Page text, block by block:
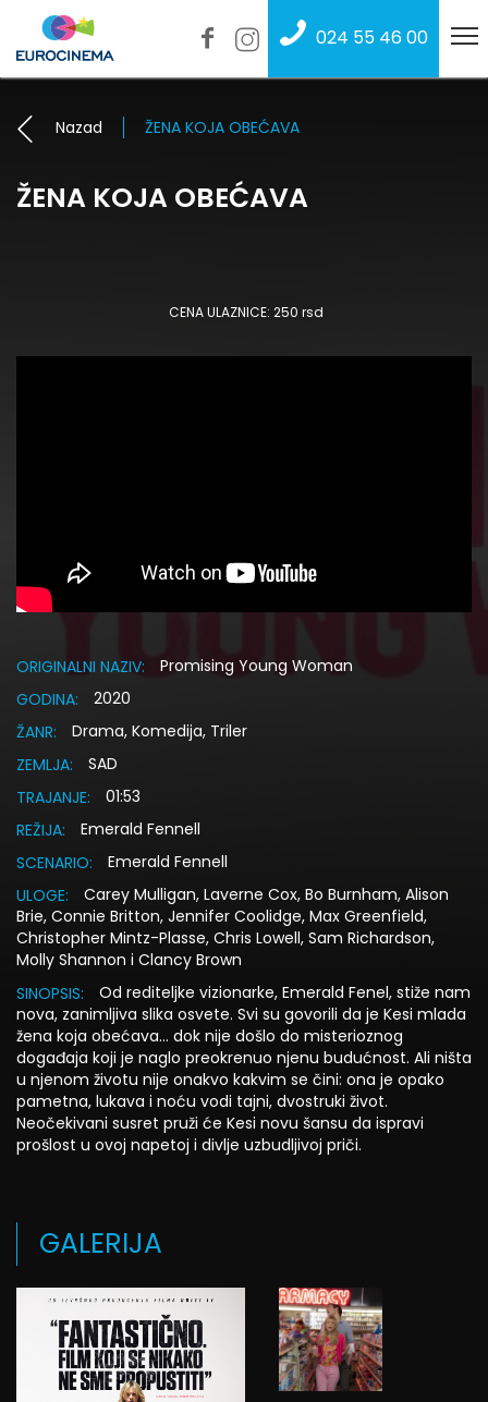
024 55 46 00
Nazad ŽENA KOJA OBEĆAVA
ŽENA KOJA OBEĆAVA
CENA ULAZNICE: 250 rsd
ORIGINALNI NAZIV:
Promising Young Woman
GODINA:
2020
ŽANR:
Drama, Komedija, Triler
ZEMLJA:
SAD
TRAJANJE:
01:53
REŽIJA:
Emerald Fennell
SCENARIO:
Emerald Fennell
ULOGE:
Carey Mulligan, Laverne Cox, Bo Burnham, Alison
Brie, Connie Britton, Jennifer Coolidge, Max Greenfield,
Christopher Mintz-Plasse, Chris Lowell, Sam Richardson,
Molly Shannon i Clancy Brown
SINOPSIS:
Od rediteljke vizionarke, Emerald Fenel, stiže nam
nova, zanimljiva slika osvete. Svi su govorili da je Kesi mlada
žena koja obećava… dok nije došlo do misterioznog
događaja koji je naglo preokrenuo njenu budućnost. Ali ništa
u njenom životu nije onakvo kakvim se čini: ona je opako
pametna, lukava i noću vodi tajni, dvostruki život.
Neočekivani susret pruži će Kesi novu šansu da ispravi
prošlost u ovoj napetoj i divlje uzbudljivoj priči.
GALERIJA